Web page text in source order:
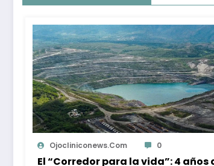
Ojocliniconews.com 0
Entre dos huracanes, documental